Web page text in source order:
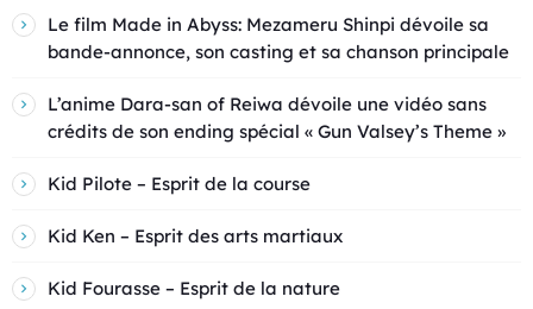
Le film Made in Abyss: Mezameru Shinpi dévoile sa
bande-annonce, son casting et sa chanson principale
L’anime Dara-san of Reiwa dévoile une vidéo sans
crédits de son ending spécial « Gun Valsey’s Theme »
Kid Pilote – Esprit de la course
Kid Ken – Esprit des arts martiaux
Kid Fourasse – Esprit de la nature